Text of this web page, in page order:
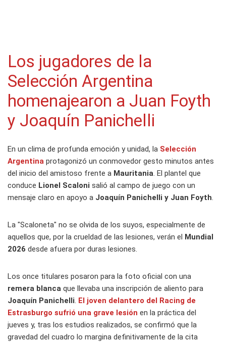
Los jugadores de la
Selección Argentina
homenajearon a Juan Foyth
y Joaquín Panichelli
En un clima de profunda emoción y unidad, la Selección
Argentina protagonizó un conmovedor gesto minutos antes
del inicio del amistoso frente a Mauritania. El plantel que
conduce Lionel Scaloni salió al campo de juego con un
mensaje claro en apoyo a Joaquín Panichelli y Juan Foyth.
La "Scaloneta" no se olvida de los suyos, especialmente de
aquellos que, por la crueldad de las lesiones, verán el Mundial
2026 desde afuera por duras lesiones.
Los once titulares posaron para la foto oficial con una
remera blanca que llevaba una inscripción de aliento para
Joaquín Panichelli. El joven delantero del Racing de
Estrasburgo sufrió una grave lesión en la práctica del
jueves y, tras los estudios realizados, se confirmó que la
gravedad del cuadro lo margina definitivamente de la cita